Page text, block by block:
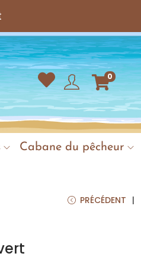
0
Cabane du pêcheur
PRÉCÉDENT